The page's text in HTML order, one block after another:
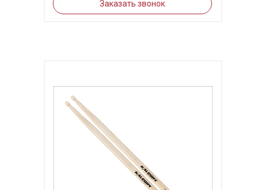
Заказать звонок